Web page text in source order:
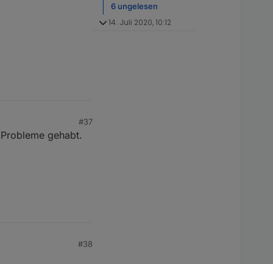
#37
gehabt.
#38
6 ungelesen
14. Juli 2020, 10:12